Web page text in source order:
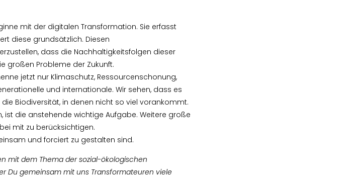
mit der digitalen Transformation. Sie erfasst
diese grundsätzlich. Diesen
dass die Nachhaltigkeitsfolgen dieser
großen Probleme der Zukunft.
jetzt nur Klimaschutz, Ressourcenschonung,
und internationale. Wir sehen, dass es
Biodiversität, in denen nicht so viel vorankommt.
die anstehende wichtige Aufgabe. Weitere große
mit zu berücksichtigen.
und forciert zu gestalten sind.
mit dem Thema der sozial-ökologischen
Du gemeinsam mit uns Transformateuren viele